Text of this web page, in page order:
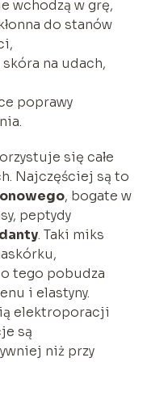
wchodzą w grę,
do stanów
na udach,
poprawy
się całe
Najczęściej są to
, bogate w
peptydy
. Taki miks
tego pobudza
i elastyny.
elektroporacji
są
niż przy